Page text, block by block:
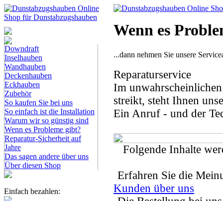
Downdraft
Inselhauben
Wandhauben
Deckenhauben
Eckhauben
Zubehör
So kaufen Sie bei uns
So einfach ist die Installation
Warum wir so günstig sind
Wenn es Probleme gibt?
Reparatur-Sicherheit auf
Jahre
Das sagen andere über uns
Über diesen Shop
Einfach bezahlen:
Wenn es
...dann nehmen Sie unsere
Reparaturservice
Im
streikt, steht Ihnen
Ein Anruf - und der
Folgende Inhalte
Erfahren Sie die
Kunden über uns